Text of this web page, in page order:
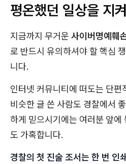
평온했던 일상을 지
지금까지 무거운 사이버명예훼
로 반드시 유의하셔야 할 핵심
니다.
인터넷 커뮤니티에 떠도는 단
비슷한 글 쓴 사람도 경찰에서
하게 믿으시기에는 여러분 앞
도 가혹합니다.
경찰의 첫 진술 조서는 한 번 인